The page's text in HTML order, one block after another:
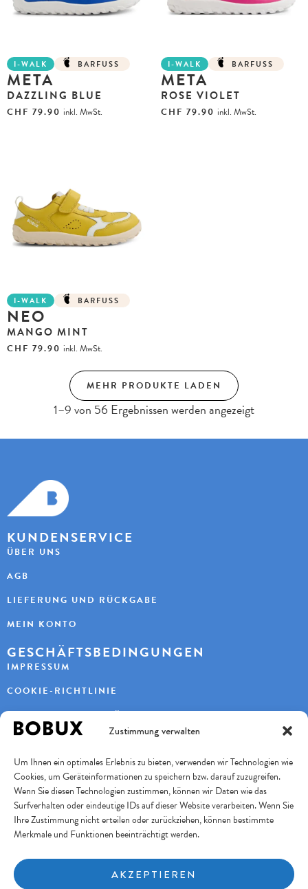
Zustimmung verwalten
Um Ihnen ein optimales Erlebnis zu bieten, verwenden wir Technologien wie
Cookies, um Geräteinformationen zu speichern bzw. darauf zuzugreifen.
Wenn Sie diesen Technologien zustimmen, können wir Daten wie das
Surfverhalten oder eindeutige IDs auf dieser Website verarbeiten. Wenn Sie
Ihre Zustimmung nicht erteilen oder zurückziehen, können bestimmte
Merkmale und Funktionen beeinträchtigt werden.
AKZEPTIEREN
I-WALK BARFUSS
META
DAZZLING BLUE
CHF 79.90 inkl. MwSt.
I-WALK BARFUSS
META
ROSE VIOLET
CHF 79.90 inkl. MwSt.
I-WALK BARFUSS
NEO
MANGO MINT
CHF 79.90 inkl. MwSt.
MEHR PRODUKTE LADEN
1–9 von 56 Ergebnissen werden angezeigt
KUNDENSERVICE
ÜBER UNS
AGB
LIEFERUNG UND RÜCKGABE
MEIN KONTO
GESCHÄFTSBEDINGUNGEN
IMPRESSUM
COOKIE-RICHTLINIE
DATENSCHUTZERKLÄRUNG
KAYBEE AG
TURBENWEG 9
3073 GÜMLIGEN
+41 31 951 11 10
INFO@BOBUXSCHWEIZ.CH
FOLGE UNS